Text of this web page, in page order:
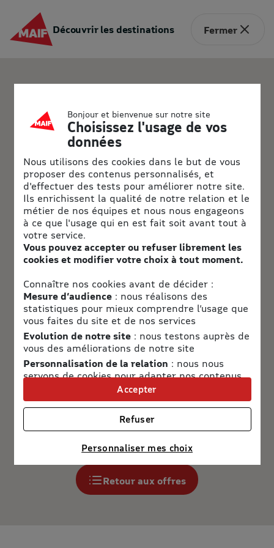
Découvrir les destinations Fermer
Retour aux offres
Bonjour et bienvenue sur notre site
Choisissez l'usage de vos
données
Nous utilisons des cookies dans le but de vous
proposer des contenus personnalisés, et
d'effectuer des tests pour améliorer notre site.
Ils enrichissent la qualité de notre relation et le
métier de nos équipes et nous nous engageons
à ce que l'usage qui en est fait soit avant tout à
votre service.
Vous pouvez accepter ou refuser librement les
cookies et modifier votre choix à tout moment.
Connaître nos cookies avant de décider :
Mesure d’audience: nous réalisons des
statistiques pour mieux comprendre l’usage que
vous faites du site et de nos services
Evolution de notre site: nous testons auprès de
vous des améliorations de notre site
Personnalisation de la relation : nous nous
servons de cookies pour adapter nos contenus
et personnaliser nos offres
Univers publicitaire: nous utilisons avec nos
partenaires des cookies pour afficher des
publicités personnalisées
Connaître notre politique cookies et la liste de nos
Personnaliser mes choix
Refuser
Accepter